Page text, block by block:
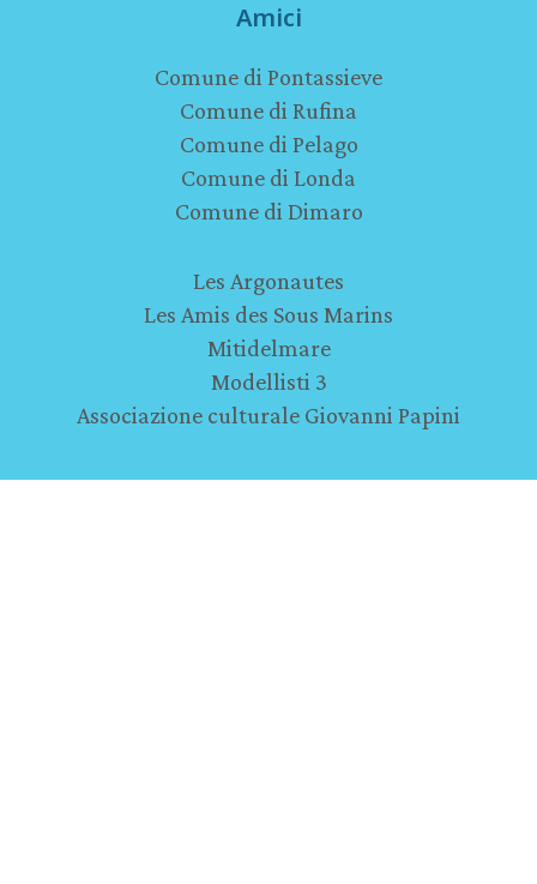
Amici
Comune di Pontassieve
Comune di Rufina
Comune di Pelago
Comune di Londa
Comune di Dimaro
Les Argonautes
Les Amis des Sous Marins
Mitidelmare
Modellisti 3
Associazione culturale Giovanni Papini